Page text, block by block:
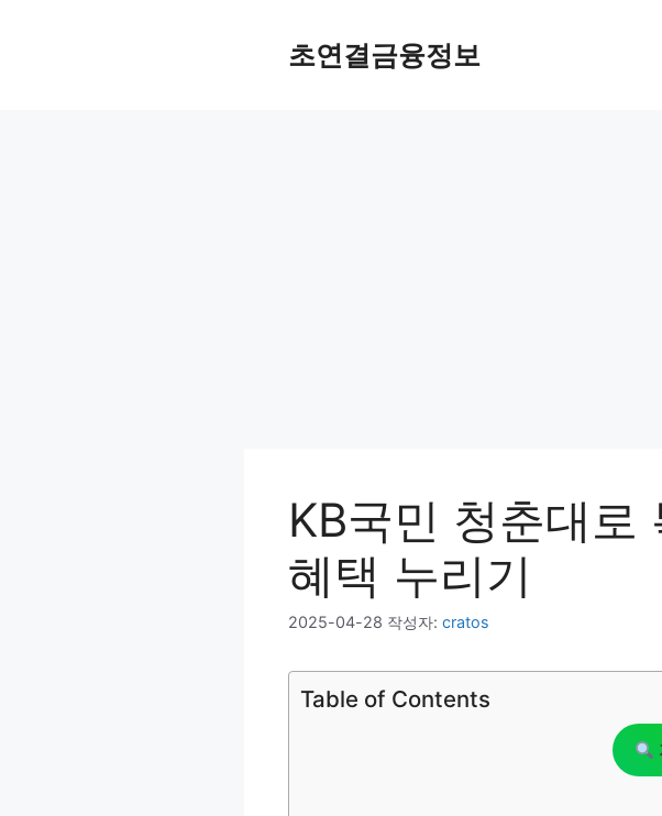
초연결금융정보
KB국민 청춘대로
혜택 누리기
2025-04-28 작성자: cratos
Table of Contents